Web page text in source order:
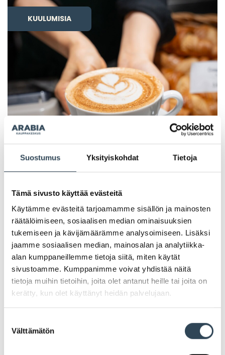
Suostumus Yksityiskohdat Tietoja
Tämä sivusto käyttää evästeitä
Käytämme evästeitä tarjoamamme sisällön ja mainosten
räätälöimiseen, sosiaalisen median ominaisuuksien
tukemiseen ja kävijämäärämme analysoimiseen. Lisäksi
jaamme sosiaalisen median, mainosalan ja analytiikka-
alan kumppaneillemme tietoja siitä, miten käytät
sivustoamme. Kumppanimme voivat yhdistää näitä
tietoja muihin tietoihin, joita olet antanut heille tai joita on
kerätty, kun olet käyttänyt heidän palvelujaan.
valinta
Välttämätön
KUULUMISIA
Uudistunut Robert’s Coffee on
jälleen auki!
Arabian Robert’s Coffeessa on tehty kesän aikana
remonttia ja nyt Robert’sin väki kutsuu jälleen teidät